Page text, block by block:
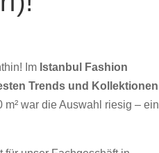
Im Istanbul Fashion
Trends und Kollektionen
m² war die Auswahl riesig – ein